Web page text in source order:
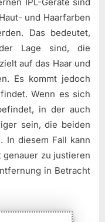
und Haarfarben
Das bedeutet,
Lage sind, die
auf das Haar und
Es kommt jedoch
Wenn es sich
in der auch
sein, die beiden
In diesem Fall kann
genauer zu justieren
in Betracht